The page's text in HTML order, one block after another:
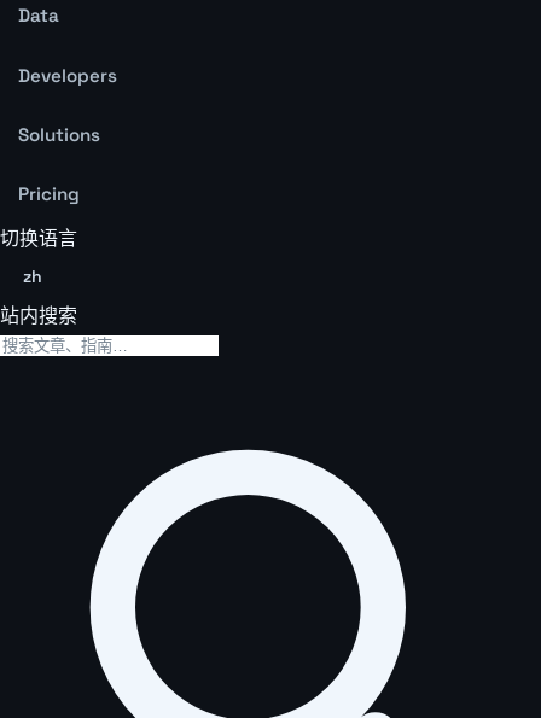
Data
Developers
Solutions
Pricing
切换语言
zh
站内搜索